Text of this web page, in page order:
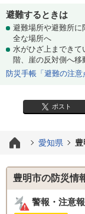
避難するときは
避難場所や避難所に
全な場所へ
水がひざ上まできて
階、崖の反対側へ移
防災手帳「避難の注意
ポスト
愛知県
豊明市の防災情
警報・注意報